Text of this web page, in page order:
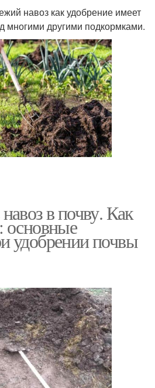
навоз как удобрение имеет
многими другими подкормками.
в почву. Как
основные
удобрении почвы